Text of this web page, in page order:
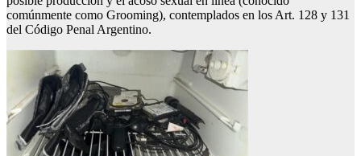
comúnmente como Grooming), contemplados en los Art. 128 y 131
del Código Penal Argentino.